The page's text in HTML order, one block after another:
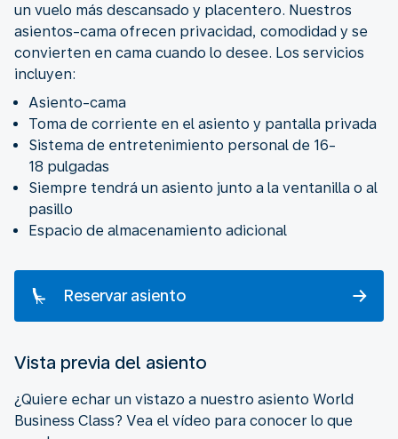
un vuelo más descansado y placentero. Nuestros
asientos-cama ofrecen privacidad, comodidad y se
convierten en cama cuando lo desee. Los servicios
incluyen:
Asiento-cama
Toma de corriente en el asiento y pantalla privada
Sistema de entretenimiento personal de 16-
18 pulgadas
Siempre tendrá un asiento junto a la ventanilla o al
pasillo
Espacio de almacenamiento adicional
Reservar asiento
Vista previa del asiento
¿Quiere echar un vistazo a nuestro asiento World
Business Class? Vea el vídeo para conocer lo que